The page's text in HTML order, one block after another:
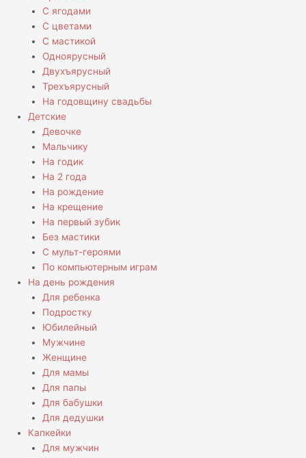
С ягодами
С цветами
С мастикой
Одноярусный
Двухъярусный
Трехъярусный
На годовщину свадьбы
Детские
Девочке
Мальчику
На годик
На 2 года
На рождение
На крещение
На первый зубик
Без мастики
С мульт-героями
По компьютерным играм
На день рождения
Для ребенка
Подростку
Юбилейный
Мужчине
Женщине
Для мамы
Для папы
Для бабушки
Для дедушки
Капкейки
Для мужчин